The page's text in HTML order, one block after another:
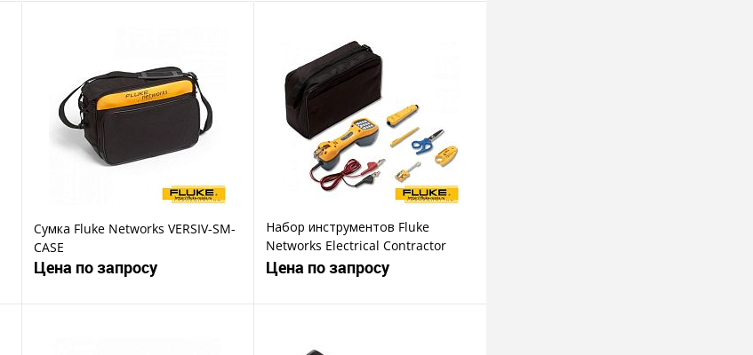
Сумка Fluke Networks VERSIV-SM-
CASE
Цена по запросу
Набор инструментов Fluke
Networks Electrical Contractor
Telecom Kit I
Цена по запросу